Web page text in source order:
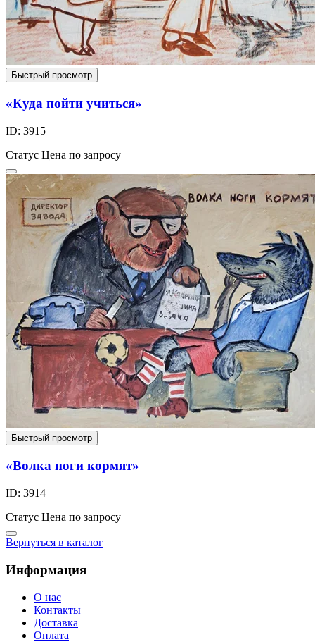
Быстрый просмотр
«Куда пойти учиться»
ID: 3915
Статус Цена по запросу
Быстрый просмотр
«Волка ноги кормят»
ID: 3914
Статус Цена по запросу
Вернуться в каталог
Информация
О нас
Контакты
Доставка
Оплата